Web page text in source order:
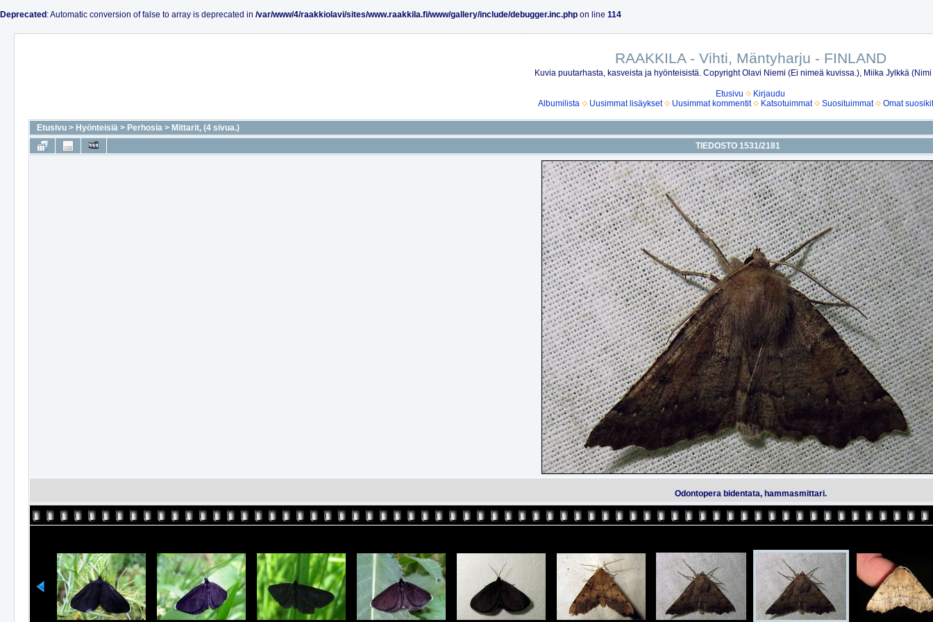
Deprecated : Automatic conversion of false to array is deprecated in /var/www/4/raakkiolavi/sites/www.raakkila.fi/www/gallery/include/debugger.inc.php on line 114
RAAKKILA - Vihti, Mäntyharju - FINLAND
Kuvia puutarhasta, kasveista ja hyönteisistä. Copyright Olavi Niemi (Ei nimeä kuvissa.), Miika Jylkkä
Etusivu
Kirjaudu
Albumilista
Uusimmat lisäykset Uusimmat kommentit Katsotuimmat Suosituimmat Omat suosikit
Etusivu > Hyönteisiä > Perhosia > Mittarit, (4 sivua.)
TIEDOSTO 1531/2181
Odontopera bidentata, hammasmittari.